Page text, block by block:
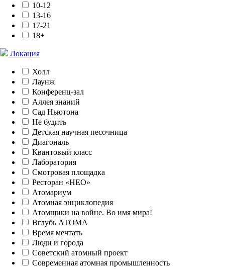
10-12
13-16
17-21
18+
Локация
Холл
Лаунж
Конференц-зал
Аллея знаний
Сад Ньютона
Не будить
Детская научная песочница
Диагональ
Квантовый класс
Лаборатория
Смотровая площадка
Ресторан «НЕО»
Атомариум
Атомная энциклопедия
Атомщики на войне. Во имя мира!
Вглубь АТОМА
Время мечтать
Люди и города
Советский атомный проект
Современная атомная промышленность